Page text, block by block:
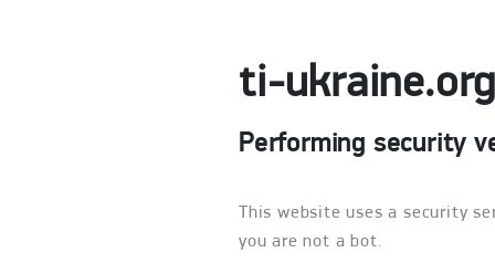
ti-
Performing security
This website uses a security
you are not a bot.